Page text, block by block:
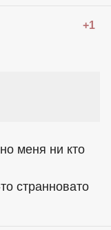
+1
меня ни кто
странновато